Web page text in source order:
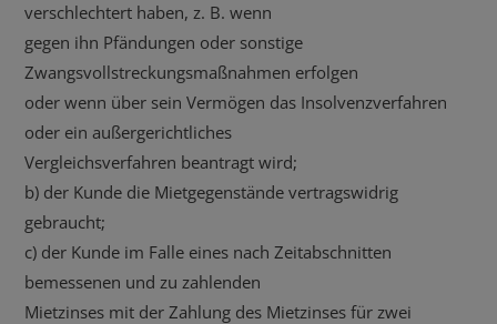
verschlechtert haben, z. B. wenn
gegen ihn Pfändungen oder sonstige
Zwangsvollstreckungsmaßnahmen erfolgen
oder wenn über sein Vermögen das Insolvenzverfahren
oder ein außergerichtliches
Vergleichsverfahren beantragt wird;
b) der Kunde die Mietgegenstände vertragswidrig
gebraucht;
c) der Kunde im Falle eines nach Zeitabschnitten
bemessenen und zu zahlenden
Mietzinses mit der Zahlung des Mietzinses für zwei